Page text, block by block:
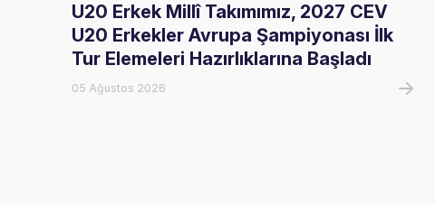
U20 Erkek Millî Takımımız, 2027 CEV
U20 Erkekler Avrupa Şampiyonası İlk
Tur Elemeleri Hazırlıklarına Başladı
05 Ağustos 2026